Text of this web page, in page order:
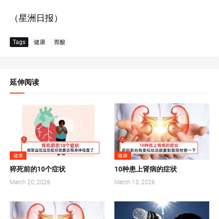
（星洲日报）
Tags 健康 胃酸
延伸阅读
健康
猝死前的10个症状
March 20, 2026
健康
10种患上肾病的症状
March 13, 2026